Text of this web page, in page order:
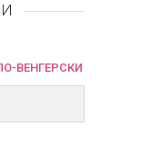
ВЕНГЕРСКИ